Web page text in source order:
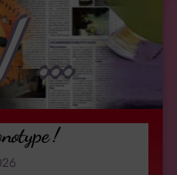
Cours / Workshops
!